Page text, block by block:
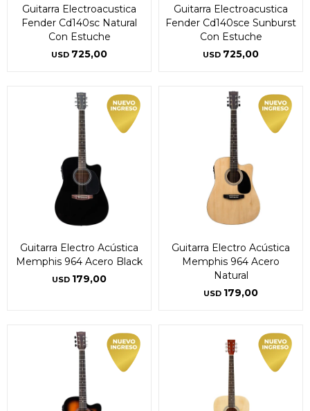
Guitarra Electroacustica
Fender Cd140sc Natural
Con Estuche
USD 725,00
Guitarra Electroacustica
Fender Cd140sce Sunburst
Con Estuche
USD 725,00
Guitarra Electro Acústica
Memphis 964 Acero Black
USD 179,00
Guitarra Electro Acústica
Memphis 964 Acero
Natural
USD 179,00